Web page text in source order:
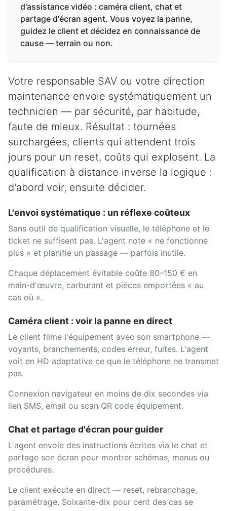
d'assistance vidéo : caméra client, chat et
partage d'écran agent. Vous voyez la panne,
guidez le client et décidez en connaissance de
cause — terrain ou non.
Votre responsable SAV ou votre direction
maintenance envoie systématiquement un
technicien — par sécurité, par habitude,
faute de mieux. Résultat : tournées
surchargées, clients qui attendent trois
jours pour un reset, coûts qui explosent. La
qualification à distance inverse la logique :
d'abord voir, ensuite décider.
L'envoi systématique : un réflexe coûteux
Sans outil de qualification visuelle, le téléphone et le
ticket ne suffisent pas. L'agent note « ne fonctionne
plus » et planifie un passage — parfois inutile.
Chaque déplacement évitable coûte 80–150 € en
main-d'œuvre, carburant et pièces emportées « au
cas où ».
Caméra client : voir la panne en direct
Le client filme l'équipement avec son smartphone —
voyants, branchements, codes erreur, fuites. L'agent
voit en HD adaptative ce que le téléphone ne transmet
pas.
Connexion navigateur en moins de dix secondes via
lien SMS, email ou scan QR code équipement.
Chat et partage d'écran pour guider
L'agent envoie des instructions écrites via le chat et
partage son écran pour montrer schémas, menus ou
procédures.
Le client exécute en direct — reset, rebranchage,
paramétrage. Soixante-dix pour cent des cas se